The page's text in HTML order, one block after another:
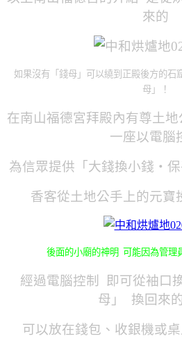
來的
如果沒有「錢母」可以繞到正殿後方的石
母」！
在南山福德宮拜殿內有尊土
一座以電腦
為信眾提供「大錢換小錢‧
香客從土地公手上的元寶
後面的小廟的神明 可能因為管理
經過電腦控制 即可從袖口
母」 換回來
可以放在錢包、收銀機或